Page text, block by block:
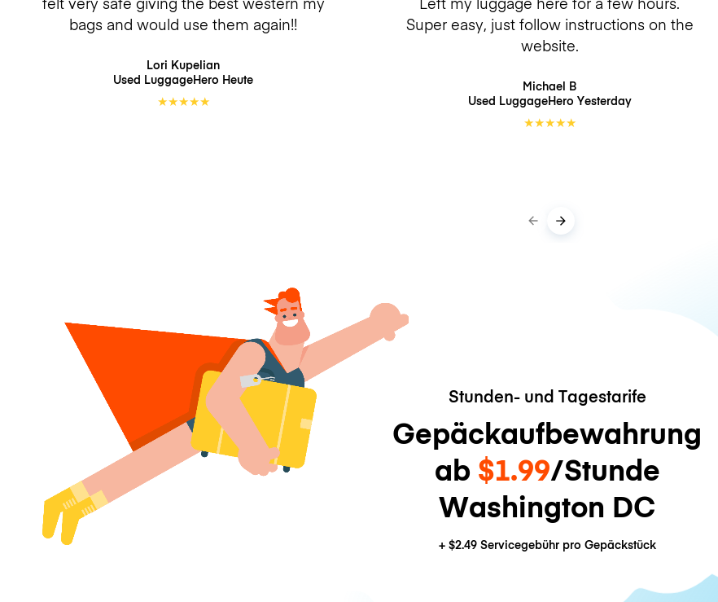
bags and would use them again!!
Lori Kupelian
Used LuggageHero Heute
★★★★★
Super easy, just follow instructions on the
website.
Michael B
Used LuggageHero Yesterday
★★★★★
Stunden- und Tagestarife
Gepäckaufbewahrung
ab $1.99/Stunde
Washington DC
+ $2.49Servicegebühr pro Gepäckstück